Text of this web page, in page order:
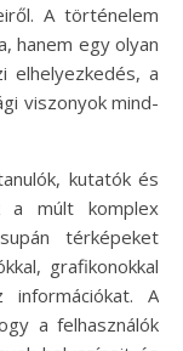
A történelem
hanem egy olyan
elhelyezkedés, a
viszonyok mind-
kutatók és
a múlt komplex
térképeket
grafikonokkal
információkat. A
a felhasználók